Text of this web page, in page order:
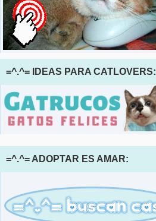
=^.^= IDEAS PARA CATLOVERS:
=^.^= ADOPTAR ES AMAR: